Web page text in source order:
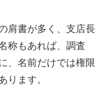
肩書が多く、支店長
称もあれば、調査
、名前だけでは権限
ります。